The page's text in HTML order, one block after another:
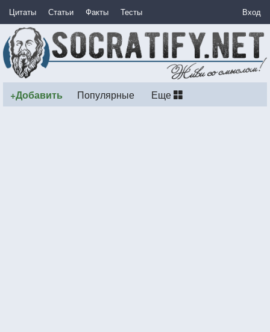
Цитаты Статьи Факты Тесты Вход
+Добавить Популярные Еще